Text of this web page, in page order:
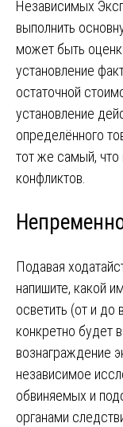
Независимых
выполнить
может быть
установление
остаточной
установление
определённого
тот же самый, что
конфликтов.
Подавая
напишите, какой
осветить (от и до
конкретно будет
вознаграждение
независимое
обвиняемых и
органами